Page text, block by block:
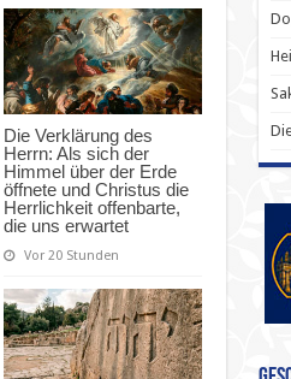
Die Verklärung des
Herrn: Als sich der
Himmel über der Erde
öffnete und Christus die
Herrlichkeit offenbarte,
die uns erwartet
Vor 20 Stunden